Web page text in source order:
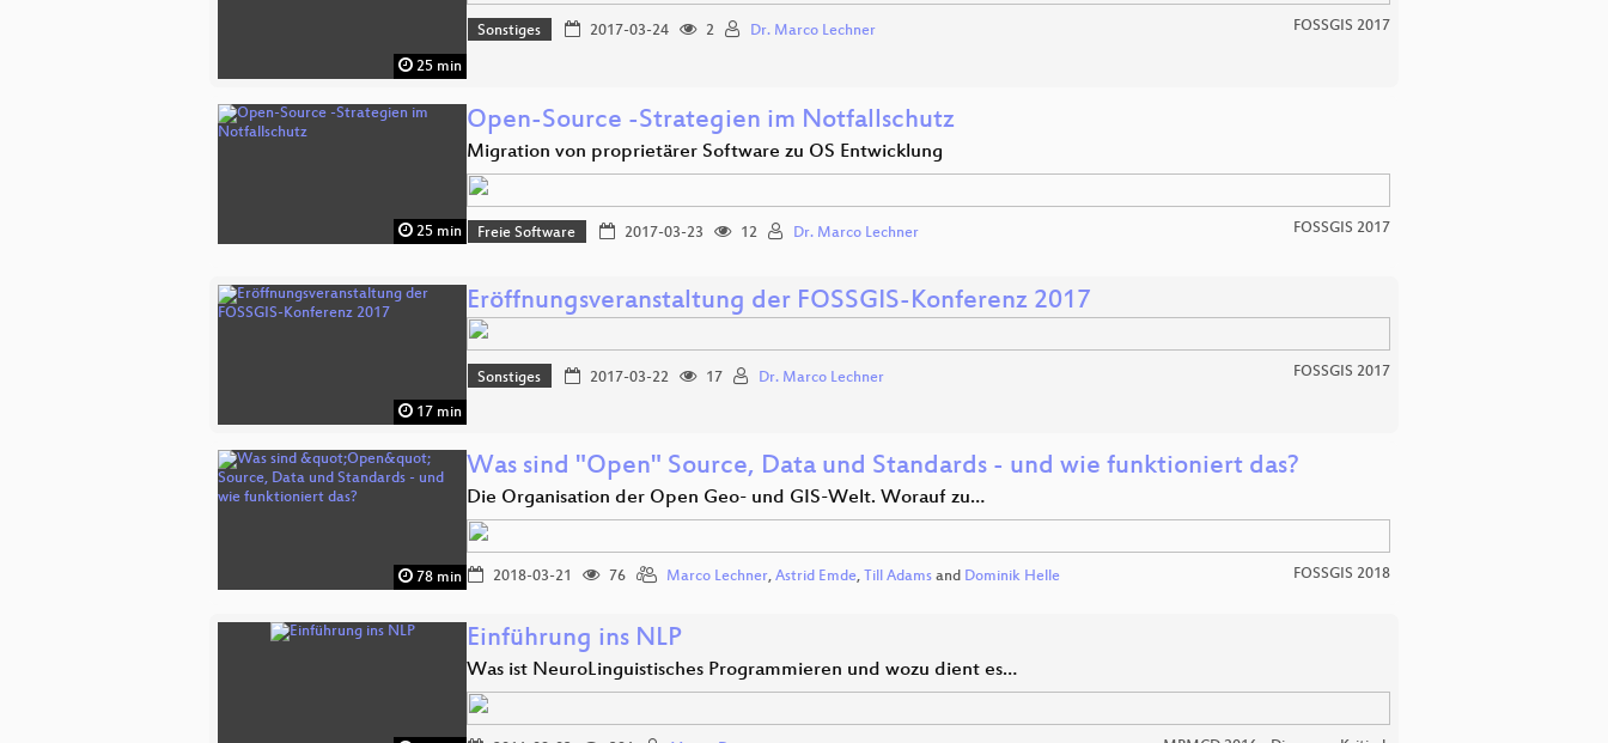
25 min
Sonstiges 2017-03-24 2 Dr. Marco Lechner FOSSGIS 2017
25 min
Open-Source -Strategien im Notfallschutz
Migration von proprietärer Software zu OS Entwicklung
Freie Software 2017-03-23 12 Dr. Marco Lechner FOSSGIS 2017
17 min
Eröffnungsveranstaltung der FOSSGIS-Konferenz 2017
Sonstiges 2017-03-22 17 Dr. Marco Lechner FOSSGIS 2017
78 min
Was sind "Open" Source, Data und Standards - und wie funktioniert das?
Die Organisation der Open Geo- und GIS-Welt. Worauf zu…
2018-03-21 76 Marco Lechner, Astrid Emde, Till Adams and Dominik Helle FOSSGIS 2018
Einführung ins NLP
Was ist NeuroLinguistisches Programmieren und wozu dient es…